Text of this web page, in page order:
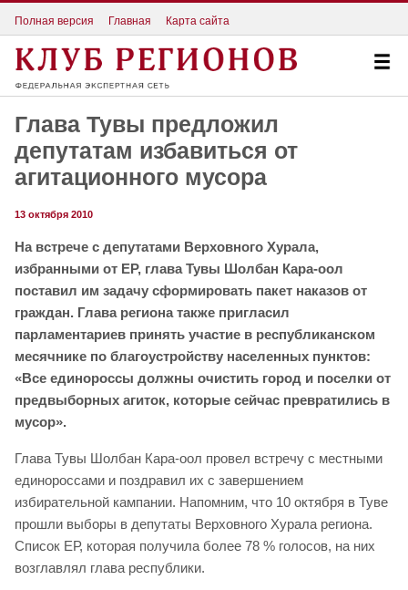
Полная версия Главная Карта сайта
Глава Тувы предложил
депутатам избавиться от
агитационного мусора
13 октября 2010
На встрече с депутатами Верховного Хурала,
избранными от ЕР, глава Тувы Шолбан Кара-оол
поставил им задачу сформировать пакет наказов от
граждан. Глава региона также пригласил
парламентариев принять участие в республиканском
месячнике по благоустройству населенных пунктов:
«Все единороссы должны очистить город и поселки от
предвыборных агиток, которые сейчас превратились в
мусор».
Глава Тувы Шолбан Кара-оол провел встречу с местными
единороссами и поздравил их с завершением
избирательной кампании. Напомним, что 10 октября в Туве
прошли выборы в депутаты Верховного Хурала региона.
Список ЕР, которая получила более 78 % голосов, на них
возглавлял глава республики.